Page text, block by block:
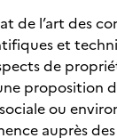
de l’art des
et
de
proposition
ou
auprès